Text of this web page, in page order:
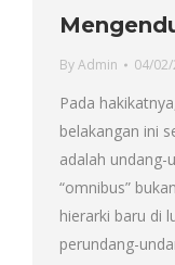
ByAdmin 04/
Pada
belakangan ini
adalah undang-
“omnibus”
hierarki baru di
perundang-